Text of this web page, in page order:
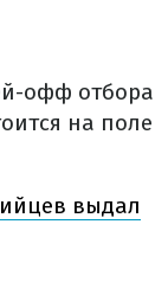
офф отбора
на поле
выдал